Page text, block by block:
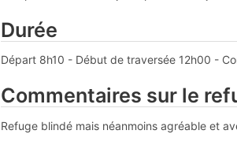
Durée
Départ 8h10 - Début de traversée 12h00 -
Commentaires sur le
Refuge blindé mais néanmoins agréable et